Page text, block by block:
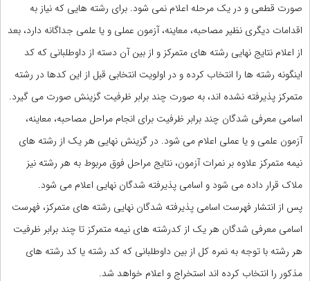
صورت قطعی و در یک مرحله اعلام نمی شود. برای رشته هایی که نیاز به
اقدامات دیگری نظیر مصاحبه، معاینه، آزمون عملی و یا علمی جداگانه دارد، بعد
از اعلام نتایج نهایی رشته های متمرکز و از بین آن دسته از داوطلبانی که کد
اینگونه رشته ها را انتخاب کرده و در اولویت انتخابی قبل از این کدها در رشته
متمرکز پذیرفته نشده اند، به صورت چند برابر ظرفیت گزینش صورت می گیرد.
اسامی معرفی شدگان چند برابر ظرفیت برای انجام مراحل مصاحبه، معاینه،
آزمون علمی و یا عملی اعلام می شود. در گزینش نهایی هر یک از رشته های
نیمه متمرکز علاوه بر نمرات آزمون، نتایج مراحل فوق مربوط به هر رشته نیز
ملاک قرار داده می شود و اسامی پذیرفته شدگان نهایی اعلام می شود.
پس از انتشار فهرست اسامی پذیرفته شدگان نهایی رشته های متمرکز، فهرست
اسامی معرفی شدگان هر یک از کدرشته های نیمه متمرکز تا چند برابر ظرفیت
هر رشته با توجه به نمره کل از بین داوطلبانی که کد رشته یا کد رشته های
مذکور را انتخاب کرده اند استخراج و اعلام خواهد شد.